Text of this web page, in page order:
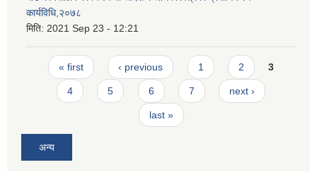
कार्यविधि,२०७८
मिति: 2021 Sep 23 - 12:21
Pages
« first ‹ previous 1 2 3
4 5 6 7 next ›
last »
अन्य